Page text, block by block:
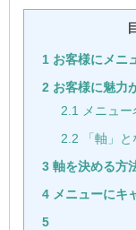
1 お客様にメニ
2 お客様に魅力
2.1
メニュ
2.2 「軸」
3 軸を決める方
4 メニューにキ
5